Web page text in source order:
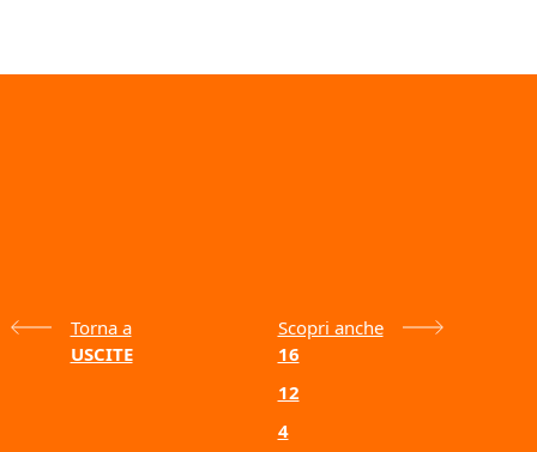
Torna a
USCITE
Scopri anche
16
12
4